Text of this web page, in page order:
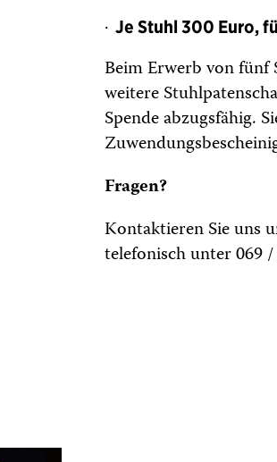
Je Stuhl 300 Euro,
Beim Erwerb von fünf
weitere
Spende abzugsfähig.
Fragen?
Kontaktieren Sie uns
telefonisch unter 069 /